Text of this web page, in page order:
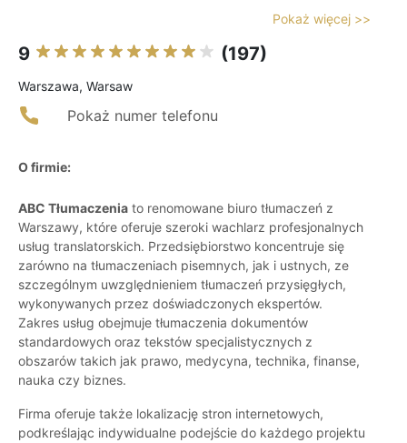
Pokaż więcej >>
9 (197)
Warszawa, Warsaw
Pokaż numer telefonu
O firmie:
ABC Tłumaczenia to renomowane biuro tłumaczeń z
Warszawy, które oferuje szeroki wachlarz profesjonalnych
usług translatorskich. Przedsiębiorstwo koncentruje się
zarówno na tłumaczeniach pisemnych, jak i ustnych, ze
szczególnym uwzględnieniem tłumaczeń przysięgłych,
wykonywanych przez doświadczonych ekspertów.
Zakres usług obejmuje tłumaczenia dokumentów
standardowych oraz tekstów specjalistycznych z
obszarów takich jak prawo, medycyna, technika, finanse,
nauka czy biznes.
Firma oferuje także lokalizację stron internetowych,
podkreślając indywidualne podejście do każdego projektu